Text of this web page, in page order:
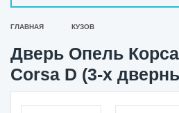
ГЛАВНАЯ КУЗОВ
Дверь Опель
Corsa D (3-х